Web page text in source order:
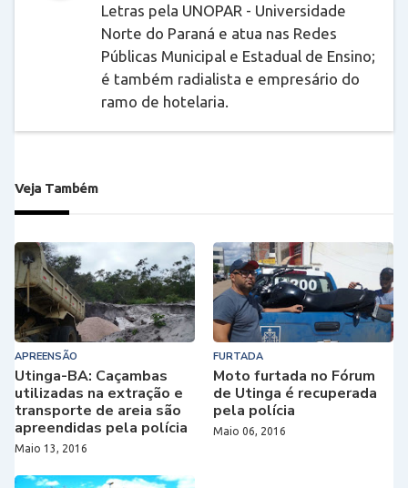
Letras pela UNOPAR - Universidade
Norte do Paraná e atua nas Redes
Públicas Municipal e Estadual de Ensino;
é também radialista e empresário do
ramo de hotelaria.
Veja Também
APREENSÃO
Utinga-BA: Caçambas
utilizadas na extração e
transporte de areia são
apreendidas pela polícia
Maio 13, 2016
FURTADA
Moto furtada no Fórum
de Utinga é recuperada
pela polícia
Maio 06, 2016